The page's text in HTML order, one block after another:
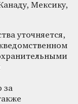
Мексику,
уточняется,
за